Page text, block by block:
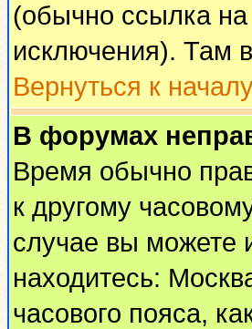
(обычно ссылка
исключения). Там
Вернуться к
В форумах
Время обычно
к другому
случае вы можете
находитесь:
часового пояса,